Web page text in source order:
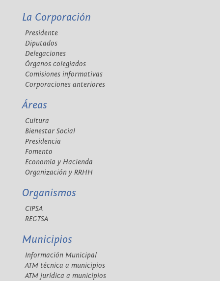
La Corporación
Presidente
Diputados
Delegaciones
Órganos colegiados
Comisiones informativas
Corporaciones anteriores
Áreas
Cultura
Bienestar Social
Presidencia
Fomento
Economía y Hacienda
Organización y RRHH
Organismos
CIPSA
REGTSA
Municipios
Información Municipal
ATM técnica a municipios
ATM jurídica a municipios